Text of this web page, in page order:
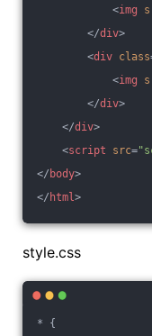
<img
</div>
<div class
<img
</div>
</div>
<script src=
</ body>
</ html>
style.css
* {